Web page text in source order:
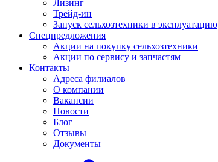
Лизинг
Трейд-ин
Запуск сельхозтехники в эксплуатацию
Спецпредложения
Акции на покупку сельхозтехники
Акции по сервису и запчастям
Контакты
Адреса филиалов
О компании
Вакансии
Новости
Блог
Отзывы
Документы